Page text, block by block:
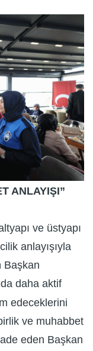
ANLAYIŞI”
ve üstyapı
anlayışıyla
Başkan
daha aktif
edeceklerini
ve muhabbet
eden Başkan